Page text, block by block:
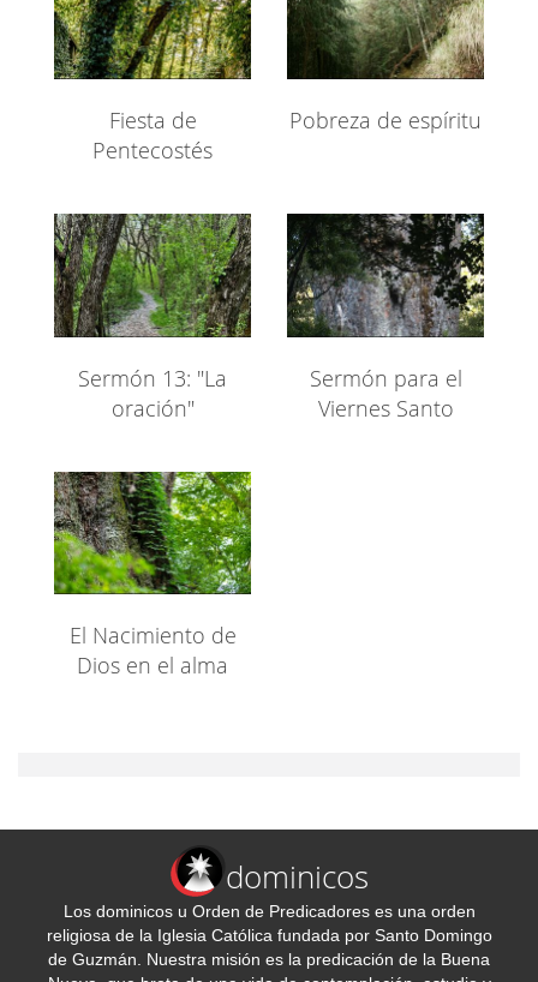
Fiesta de
Pentecostés
Pobreza de espíritu
Sermón 13: "La
oración"
Sermón para el
Viernes Santo
El Nacimiento de
Dios en el alma
dominicos
Los dominicos u Orden de Predicadores es una orden
religiosa de la Iglesia Católica fundada por Santo Domingo
de Guzmán. Nuestra misión es la predicación de la Buena